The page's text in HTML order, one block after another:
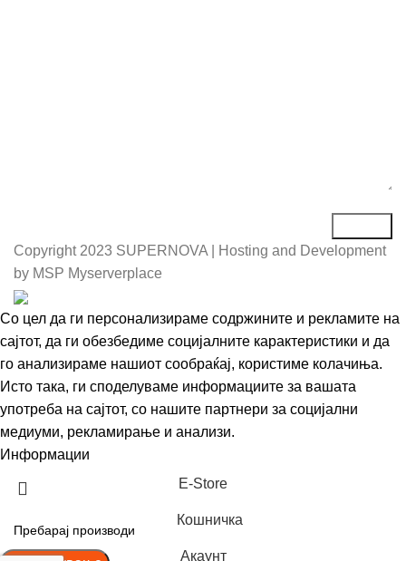
Copyright 2023 SUPERNOVA | Hosting and Development
by MSP Myserverplace
Со цел да ги персонализираме содржините и рекламите на
сајтот, да ги обезбедиме социјалните карактеристики и да
го анализираме нашиот сообраќај, користиме колачиња.
Исто така, ги споделуваме информациите за вашата
употреба на сајтот, со нашите партнери за социјални
медиуми, рекламирање и анализи.
Информации
Е-Store
Кошничка
Акаунт